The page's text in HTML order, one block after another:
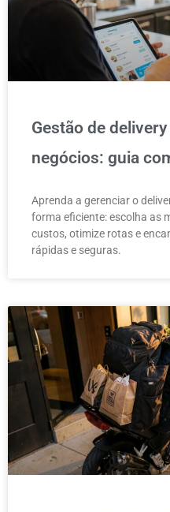
Gestão de
negócios: guia
Aprenda a gerenciar o
forma eficiente: escolha as
custos, otimize rotas e
rápidas e seguras.